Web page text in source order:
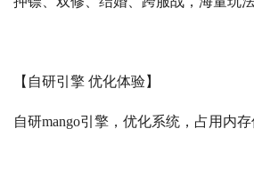
【自研引擎 优化体验】
自研mango引擎，优化系统，占用内存